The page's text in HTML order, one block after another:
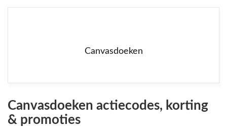
Canvasdoeken
Canvasdoeken actiecodes, korting
& promoties